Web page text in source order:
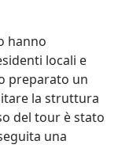
hanno
locali e
preparato un
la struttura
del tour è stato
una